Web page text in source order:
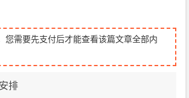
您需要先支付后才能查看该篇文章全部内
排